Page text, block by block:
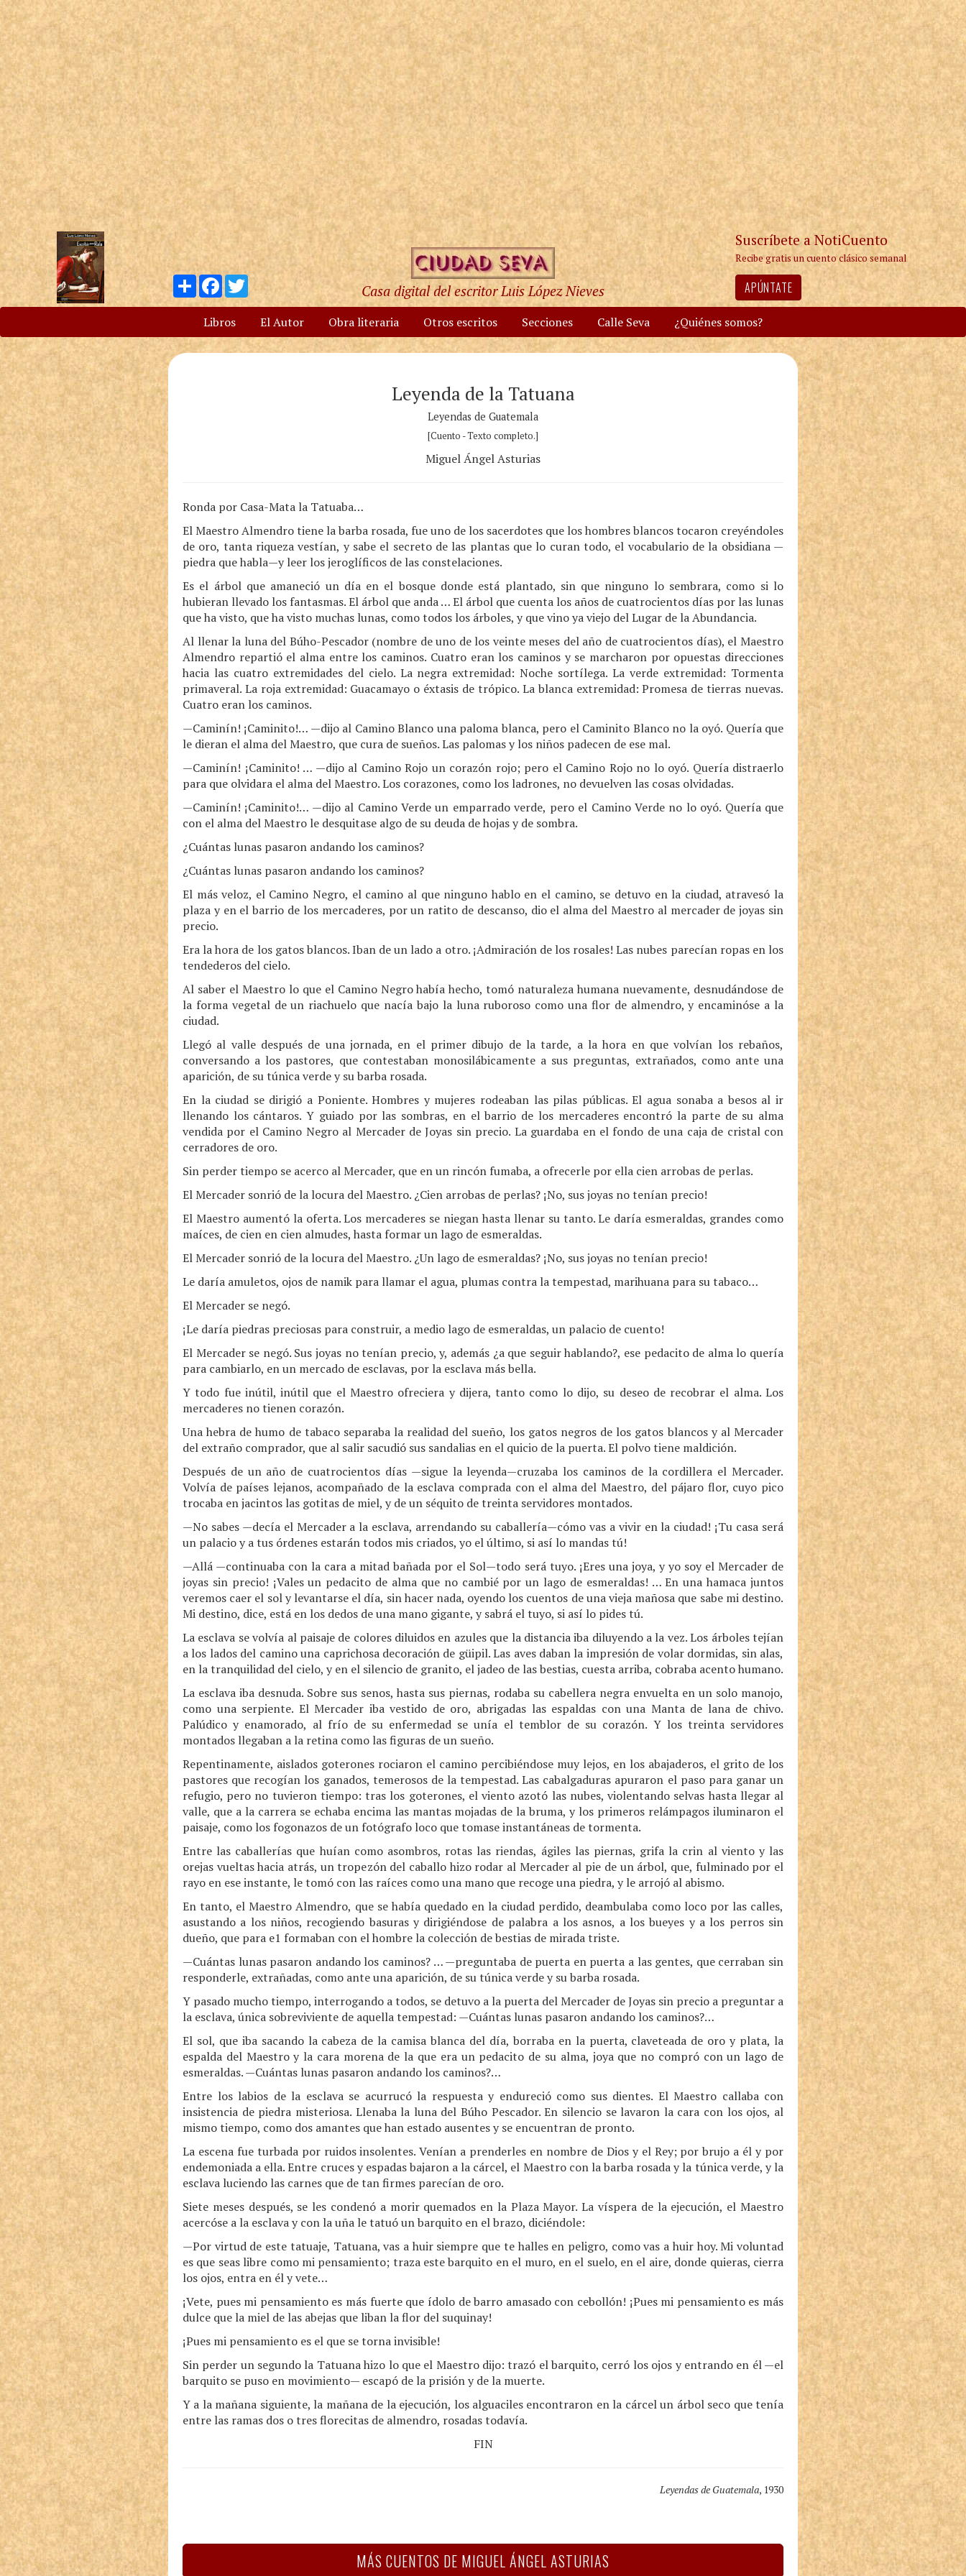
Compartir
Facebook
Twitter
Casa digital del escritor Luis López Nieves
Suscríbete a NotiCuento
Recibe gratis un cuento clásico semanal
APÚNTATE
Libros El Autor Obra literaria Otros escritos Secciones Calle Seva ¿Quiénes somos?
Leyenda de la Tatuana
Leyendas de Guatemala
[Cuento - Texto completo.]
Miguel Ángel Asturias
Ronda por Casa-Mata la Tatuaba…
El Maestro Almendro tiene la barba rosada, fue uno de los sacerdotes que los hombres blancos tocaron creyéndoles
de oro, tanta riqueza vestían, y sabe el secreto de las plantas que lo curan todo, el vocabulario de la obsidiana —
piedra que habla—y leer los jeroglíficos de las constelaciones.
Es el árbol que amaneció un día en el bosque donde está plantado, sin que ninguno lo sembrara, como si lo
hubieran llevado los fantasmas. El árbol que anda … El árbol que cuenta los años de cuatrocientos días por las lunas
que ha visto, que ha visto muchas lunas, como todos los árboles, y que vino ya viejo del Lugar de la Abundancia.
Al llenar la luna del Búho-Pescador (nombre de uno de los veinte meses del año de cuatrocientos días), el Maestro
Almendro repartió el alma entre los caminos. Cuatro eran los caminos y se marcharon por opuestas direcciones
hacia las cuatro extremidades del cielo. La negra extremidad: Noche sortílega. La verde extremidad: Tormenta
primaveral. La roja extremidad: Guacamayo o éxtasis de trópico. La blanca extremidad: Promesa de tierras nuevas.
Cuatro eran los caminos.
—Caminín! ¡Caminito!… —dijo al Camino Blanco una paloma blanca, pero el Caminito Blanco no la oyó. Quería que
le dieran el alma del Maestro, que cura de sueños. Las palomas y los niños padecen de ese mal.
—Caminín! ¡Caminito! … —dijo al Camino Rojo un corazón rojo; pero el Camino Rojo no lo oyó. Quería distraerlo
para que olvidara el alma del Maestro. Los corazones, como los ladrones, no devuelven las cosas olvidadas.
—Caminín! ¡Caminito!… —dijo al Camino Verde un emparrado verde, pero el Camino Verde no lo oyó. Quería que
con el alma del Maestro le desquitase algo de su deuda de hojas y de sombra.
¿Cuántas lunas pasaron andando los caminos?
¿Cuántas lunas pasaron andando los caminos?
El más veloz, el Camino Negro, el camino al que ninguno hablo en el camino, se detuvo en la ciudad, atravesó la
plaza y en el barrio de los mercaderes, por un ratito de descanso, dio el alma del Maestro al mercader de joyas sin
precio.
Era la hora de los gatos blancos. Iban de un lado a otro. ¡Admiración de los rosales! Las nubes parecían ropas en los
tendederos del cielo.
Al saber el Maestro lo que el Camino Negro había hecho, tomó naturaleza humana nuevamente, desnudándose de
la forma vegetal de un riachuelo que nacía bajo la luna ruboroso como una flor de almendro, y encaminóse a la
ciudad.
Llegó al valle después de una jornada, en el primer dibujo de la tarde, a la hora en que volvían los rebaños,
conversando a los pastores, que contestaban monosilábicamente a sus preguntas, extrañados, como ante una
aparición, de su túnica verde y su barba rosada.
En la ciudad se dirigió a Poniente. Hombres y mujeres rodeaban las pilas públicas. El agua sonaba a besos al ir
llenando los cántaros. Y guiado por las sombras, en el barrio de los mercaderes encontró la parte de su alma
vendida por el Camino Negro al Mercader de Joyas sin precio. La guardaba en el fondo de una caja de cristal con
cerradores de oro.
Sin perder tiempo se acerco al Mercader, que en un rincón fumaba, a ofrecerle por ella cien arrobas de perlas.
El Mercader sonrió de la locura del Maestro. ¿Cien arrobas de perlas? ¡No, sus joyas no tenían precio!
El Maestro aumentó la oferta. Los mercaderes se niegan hasta llenar su tanto. Le daría esmeraldas, grandes como
maíces, de cien en cien almudes, hasta formar un lago de esmeraldas.
El Mercader sonrió de la locura del Maestro. ¿Un lago de esmeraldas? ¡No, sus joyas no tenían precio!
Le daría amuletos, ojos de namik para llamar el agua, plumas contra la tempestad, marihuana para su tabaco…
El Mercader se negó.
¡Le daría piedras preciosas para construir, a medio lago de esmeraldas, un palacio de cuento!
El Mercader se negó. Sus joyas no tenían precio, y, además ¿a que seguir hablando?, ese pedacito de alma lo quería
para cambiarlo, en un mercado de esclavas, por la esclava más bella.
Y todo fue inútil, inútil que el Maestro ofreciera y dijera, tanto como lo dijo, su deseo de recobrar el alma. Los
mercaderes no tienen corazón.
Una hebra de humo de tabaco separaba la realidad del sueño, los gatos negros de los gatos blancos y al Mercader
del extraño comprador, que al salir sacudió sus sandalias en el quicio de la puerta. El polvo tiene maldición.
Después de un año de cuatrocientos días —sigue la leyenda—cruzaba los caminos de la cordillera el Mercader.
Volvía de países lejanos, acompañado de la esclava comprada con el alma del Maestro, del pájaro flor, cuyo pico
trocaba en jacintos las gotitas de miel, y de un séquito de treinta servidores montados.
—No sabes —decía el Mercader a la esclava, arrendando su caballería—cómo vas a vivir en la ciudad! ¡Tu casa será
un palacio y a tus órdenes estarán todos mis criados, yo el último, si así lo mandas tú!
—Allá —continuaba con la cara a mitad bañada por el Sol—todo será tuyo. ¡Eres una joya, y yo soy el Mercader de
joyas sin precio! ¡Vales un pedacito de alma que no cambié por un lago de esmeraldas! … En una hamaca juntos
veremos caer el sol y levantarse el día, sin hacer nada, oyendo los cuentos de una vieja mañosa que sabe mi destino.
Mi destino, dice, está en los dedos de una mano gigante, y sabrá el tuyo, si así lo pides tú.
La esclava se volvía al paisaje de colores diluidos en azules que la distancia iba diluyendo a la vez. Los árboles tejían
a los lados del camino una caprichosa decoración de güipil. Las aves daban la impresión de volar dormidas, sin alas,
en la tranquilidad del cielo, y en el silencio de granito, el jadeo de las bestias, cuesta arriba, cobraba acento humano.
La esclava iba desnuda. Sobre sus senos, hasta sus piernas, rodaba su cabellera negra envuelta en un solo manojo,
como una serpiente. El Mercader iba vestido de oro, abrigadas las espaldas con una Manta de lana de chivo.
Palúdico y enamorado, al frío de su enfermedad se unía el temblor de su corazón. Y los treinta servidores
montados llegaban a la retina como las figuras de un sueño.
Repentinamente, aislados goterones rociaron el camino percibiéndose muy lejos, en los abajaderos, el grito de los
pastores que recogían los ganados, temerosos de la tempestad. Las cabalgaduras apuraron el paso para ganar un
refugio, pero no tuvieron tiempo: tras los goterones, el viento azotó las nubes, violentando selvas hasta llegar al
valle, que a la carrera se echaba encima las mantas mojadas de la bruma, y los primeros relámpagos iluminaron el
paisaje, como los fogonazos de un fotógrafo loco que tomase instantáneas de tormenta.
Entre las caballerías que huían como asombros, rotas las riendas, ágiles las piernas, grifa la crin al viento y las
orejas vueltas hacia atrás, un tropezón del caballo hizo rodar al Mercader al pie de un árbol, que, fulminado por el
rayo en ese instante, le tomó con las raíces como una mano que recoge una piedra, y le arrojó al abismo.
En tanto, el Maestro Almendro, que se había quedado en la ciudad perdido, deambulaba como loco por las calles,
asustando a los niños, recogiendo basuras y dirigiéndose de palabra a los asnos, a los bueyes y a los perros sin
dueño, que para e1 formaban con el hombre la colección de bestias de mirada triste.
—Cuántas lunas pasaron andando los caminos? … —preguntaba de puerta en puerta a las gentes, que cerraban sin
responderle, extrañadas, como ante una aparición, de su túnica verde y su barba rosada.
Y pasado mucho tiempo, interrogando a todos, se detuvo a la puerta del Mercader de Joyas sin precio a preguntar a
la esclava, única sobreviviente de aquella tempestad: —Cuántas lunas pasaron andando los caminos?…
El sol, que iba sacando la cabeza de la camisa blanca del día, borraba en la puerta, claveteada de oro y plata, la
espalda del Maestro y la cara morena de la que era un pedacito de su alma, joya que no compró con un lago de
esmeraldas. —Cuántas lunas pasaron andando los caminos?…
Entre los labios de la esclava se acurrucó la respuesta y endureció como sus dientes. El Maestro callaba con
insistencia de piedra misteriosa. Llenaba la luna del Búho Pescador. En silencio se lavaron la cara con los ojos, al
mismo tiempo, como dos amantes que han estado ausentes y se encuentran de pronto.
La escena fue turbada por ruidos insolentes. Venían a prenderles en nombre de Dios y el Rey; por brujo a él y por
endemoniada a ella. Entre cruces y espadas bajaron a la cárcel, el Maestro con la barba rosada y la túnica verde, y la
esclava luciendo las carnes que de tan firmes parecían de oro.
Siete meses después, se les condenó a morir quemados en la Plaza Mayor. La víspera de la ejecución, el Maestro
acercóse a la esclava y con la uña le tatuó un barquito en el brazo, diciéndole:
—Por virtud de este tatuaje, Tatuana, vas a huir siempre que te halles en peligro, como vas a huir hoy. Mi voluntad
es que seas libre como mi pensamiento; traza este barquito en el muro, en el suelo, en el aire, donde quieras, cierra
los ojos, entra en él y vete…
¡Vete, pues mi pensamiento es más fuerte que ídolo de barro amasado con cebollón! ¡Pues mi pensamiento es más
dulce que la miel de las abejas que liban la flor del suquinay!
¡Pues mi pensamiento es el que se torna invisible!
Sin perder un segundo la Tatuana hizo lo que el Maestro dijo: trazó el barquito, cerró los ojos y entrando en él —el
barquito se puso en movimiento— escapó de la prisión y de la muerte.
Y a la mañana siguiente, la mañana de la ejecución, los alguaciles encontraron en la cárcel un árbol seco que tenía
entre las ramas dos o tres florecitas de almendro, rosadas todavía.
FIN
Leyendas de Guatemala, 1930
MÁS CUENTOS DE MIGUEL ÁNGEL ASTURIAS